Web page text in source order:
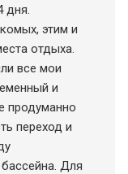
дня.
этим и
отдыха.
все мои
и
продуманно
переход и
Для